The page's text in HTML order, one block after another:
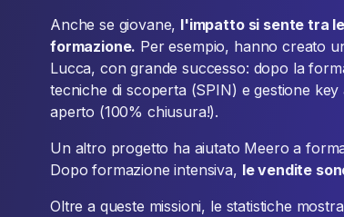
Anche se giovane, l'impatto si sente tra
formazione. Per esempio, hanno creato
Lucca, con grande successo: dopo la
tecniche di scoperta (SPIN) e gestione
aperto (100% chiusura!).
Un altro progetto ha aiutato Meero a
Dopo formazione intensiva, le vendite
Oltre a queste missioni, le statistiche